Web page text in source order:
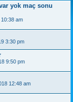
yok maç sonu
10:38 am
3:30 pm
9:50 pm
12:48 am